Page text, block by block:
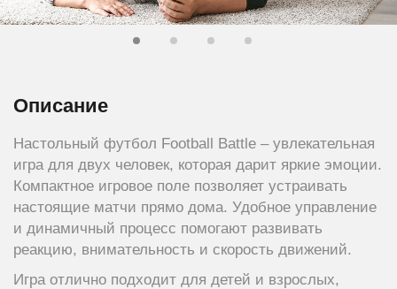
Описание
Настольный футбол Football Battle – увлекательная
игра для двух человек, которая дарит яркие эмоции.
Компактное игровое поле позволяет устраивать
настоящие матчи прямо дома. Удобное управление
и динамичный процесс помогают развивать
реакцию, внимательность и скорость движений.
Игра отлично подходит для детей и взрослых,